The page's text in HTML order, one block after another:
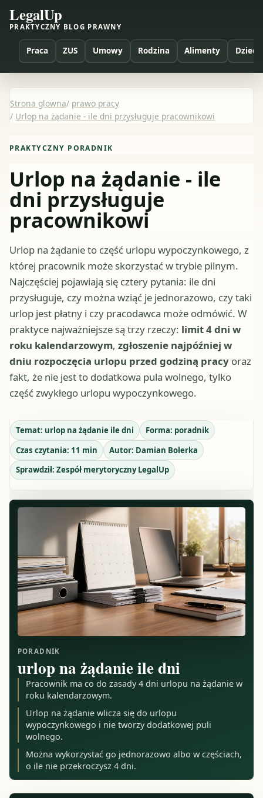
LegalUp
PRAKTYCZNY BLOG PRAWNY
Praca ZUS Umowy Rodzina Alimenty Dzieci
Strona glowna/ prawo pracy
/ Urlop na żądanie - ile dni przysługuje pracownikowi
PRAKTYCZNY PORADNIK
Urlop na żądanie - ile
dni przysługuje
pracownikowi
Urlop na żądanie to część urlopu wypoczynkowego, z
której pracownik może skorzystać w trybie pilnym.
Najczęściej pojawiają się cztery pytania: ile dni
przysługuje, czy można wziąć je jednorazowo, czy taki
urlop jest płatny i czy pracodawca może odmówić. W
praktyce najważniejsze są trzy rzeczy: limit 4 dni w
roku kalendarzowym, zgłoszenie najpóźniej w
dniu rozpoczęcia urlopu przed godziną pracy oraz
fakt, że nie jest to dodatkowa pula wolnego, tylko
część zwykłego urlopu wypoczynkowego.
Temat: urlop na żądanie ile dni Forma: poradnik
Czas czytania: 11 min Autor: Damian Bolerka
Sprawdził: Zespół merytoryczny LegalUp
PORADNIK
urlop na żądanie ile dni
Pracownik ma co do zasady 4 dni urlopu na żądanie w
roku kalendarzowym.
Urlop na żądanie wlicza się do urlopu
wypoczynkowego i nie tworzy dodatkowej puli
wolnego.
Można wykorzystać go jednorazowo albo w częściach,
o ile nie przekroczysz 4 dni.